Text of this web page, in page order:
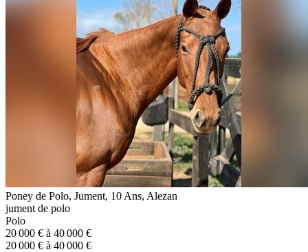
Poney de Polo, Jument, 10 Ans, Alezan
jument de polo
Polo
20 000 € à 40 000 €
20 000 € à 40 000 €